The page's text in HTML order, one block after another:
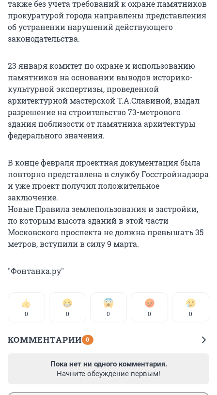
также без учета требований к охране памятников
прокуратурой города направлены представления
об устранении нарушений действующего
законодательства.
23 января комитет по охране и использованию
памятников на основании выводов историко-
культурной экспертизы, проведенной
архитектурной мастерской Т.А.Славиной, выдал
разрешение на строительство 73-метрового
здания поблизости от памятника архитектуры
федерального значения.
В конце февраля проектная документация была
повторно представлена в службу Госстройнадзора
и уже проект получил положительное
заключение.
Новые Правила землепользования и застройки,
по которым высота зданий в этой части
Московского проспекта не должна превышать 35
метров, вступили в силу 9 марта.
"Фонтанка.ру"
0 0 0 0 0
КОММЕНТАРИИ 0
Пока нет ни одного комментария.
Начните обсуждение первым!